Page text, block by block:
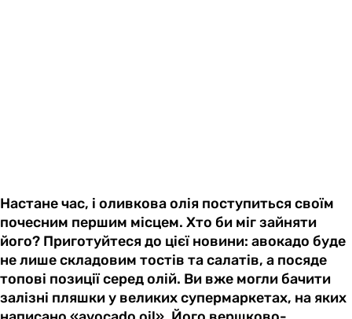
Настане час, і оливкова олія поступиться своїм
почесним першим місцем. Хто би міг зайняти
його? Приготуйтеся до цієї новини: авокадо буде
не лише складовим тостів та салатів, а посяде
топові позиції серед олій. Ви вже могли бачити
залізні пляшки у великих супермаркетах, на яких